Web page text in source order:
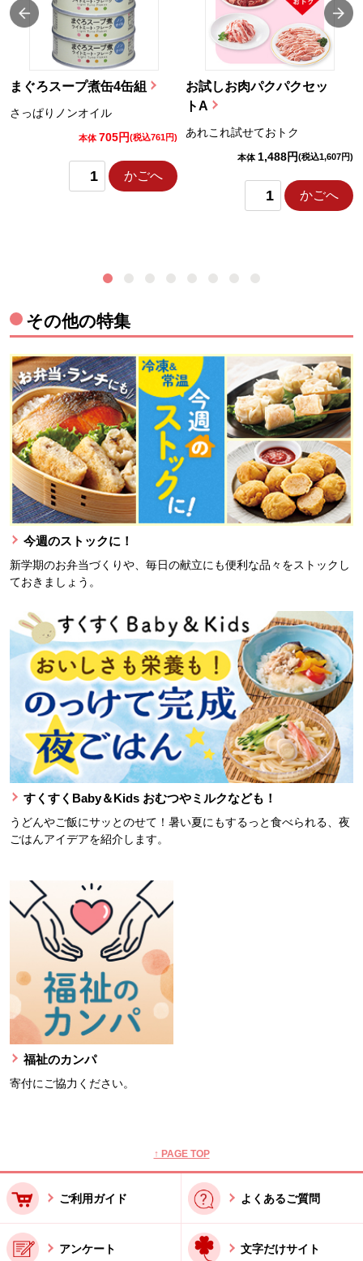
まぐろスープ煮缶4缶組
さっぱりノンオイル
本体 705円(税込761円)
かごへ
お試しお肉パクパクセッ
トA
あれこれ試せておトク
本体 1,488円(税込1,607円)
かごへ
その他の特集
今週のストックに！
新学期のお弁当づくりや、毎日の献立にも便利な品々をストックし
ておきましょう。
すくすくBaby＆Kids おむつやミルクなども！
うどんやご飯にサッとのせて！暑い夏にもするっと食べられる、夜
ごはんアイデアを紹介します。
福祉のカンパ
寄付にご協力ください。
↑ PAGE TOP
ご利用ガイド よくあるご質問
アンケート 文字だけサイト